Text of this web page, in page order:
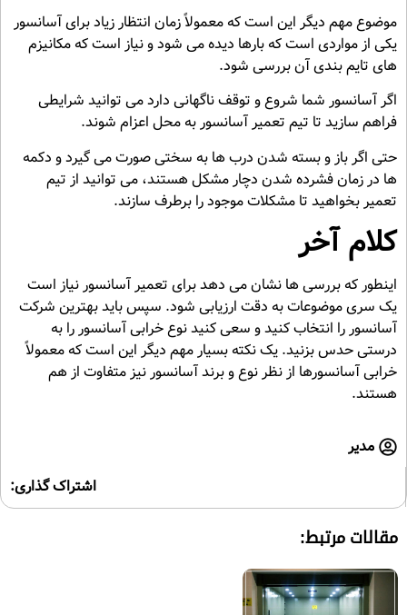
موضوع مهم دیگر این است که معمولاً زمان انتظار زیاد برای آسانسور
یکی از مواردی است که بارها دیده می شود و نیاز است که مکانیزم
های تایم بندی آن بررسی شود.
اگر آسانسور شما شروع و توقف ناگهانی دارد می توانید شرایطی
فراهم سازید تا تیم تعمیر آسانسور به محل اعزام شوند.
حتی اگر باز و بسته شدن درب ها به سختی صورت می گیرد و دکمه
ها در زمان فشرده شدن دچار مشکل هستند، می توانید از تیم
تعمیر بخواهید تا مشکلات موجود را برطرف سازند.
کلام آخر
اینطور که بررسی ها نشان می دهد برای تعمیر آسانسور نیاز است
یک سری موضوعات به دقت ارزیابی شود. سپس باید بهترین شرکت
آسانسور را انتخاب کنید و سعی کنید نوع خرابی آسانسور را به
درستی حدس بزنید. یک نکته بسیار مهم دیگر این است که معمولاً
خرابی آسانسورها از نظر نوع و برند آسانسور نیز متفاوت از هم
هستند.
مدیر
اشتراک گذاری:
مقالات مرتبط: